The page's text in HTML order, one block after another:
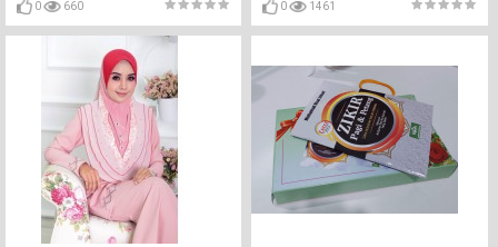
0 660 0 1461